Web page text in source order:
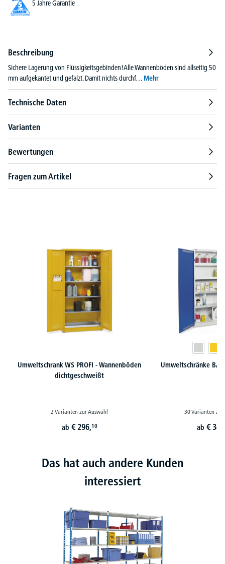
5 Jahre Garantie
Beschreibung
Sichere Lagerung von Flüssigkeitsgebinden!Alle Wannenböden sind allseitig 50
mm aufgekantet und gefalzt. Damit nichts durchf… Mehr
Technische Daten
Varianten
Bewertungen
Fragen zum Artikel
Umweltschrank WS PROFI - Wannenböden
dichtgeschweißt
2 Varianten zur Auswahl
ab € 296,10
Umweltschränke
30 Varianten zur
ab €
Das hat auch andere Kunden
interessiert